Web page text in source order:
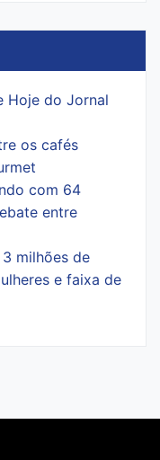
Hoje do Jornal
os cafés
com 64
entre
milhões de
e faixa de